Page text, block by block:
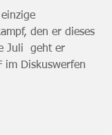
den er dieses
Juli  geht er
im Diskuswerfen